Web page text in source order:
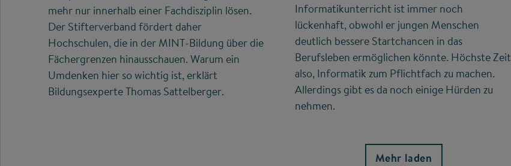
mehr nur innerhalb einer Fachdisziplin lösen.
Der Stifterverband fördert daher
Hochschulen, die in der MINT-Bildung über die
Fächergrenzen hinausschauen. Warum ein
Umdenken hier so wichtig ist, erklärt
Bildungsexperte Thomas Sattelberger.
Informatikunterricht ist immer noch
lückenhaft, obwohl er jungen Menschen
deutlich bessere Startchancen in das
Berufsleben ermöglichen könnte. Höchste Zeit
also, Informatik zum Pflichtfach zu machen.
Allerdings gibt es da noch einige Hürden zu
nehmen.
Mehr laden